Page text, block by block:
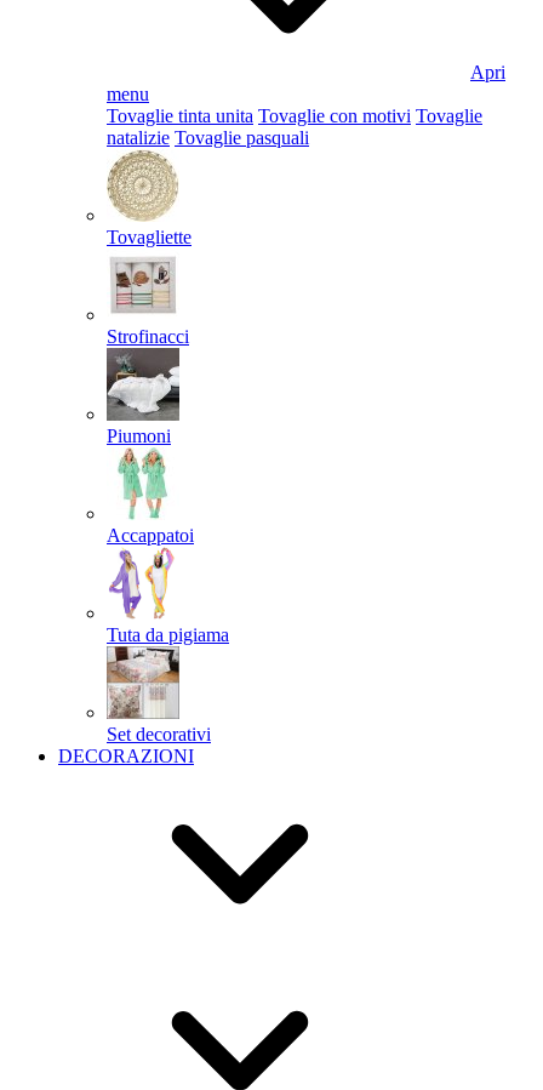
Apri
menu
Tovaglie tinta unita Tovaglie con motivi Tovaglie
natalizie Tovaglie pasquali
Tovagliette
Strofinacci
Piumoni
Accappatoi
Tuta da pigiama
Set decorativi
DECORAZIONI